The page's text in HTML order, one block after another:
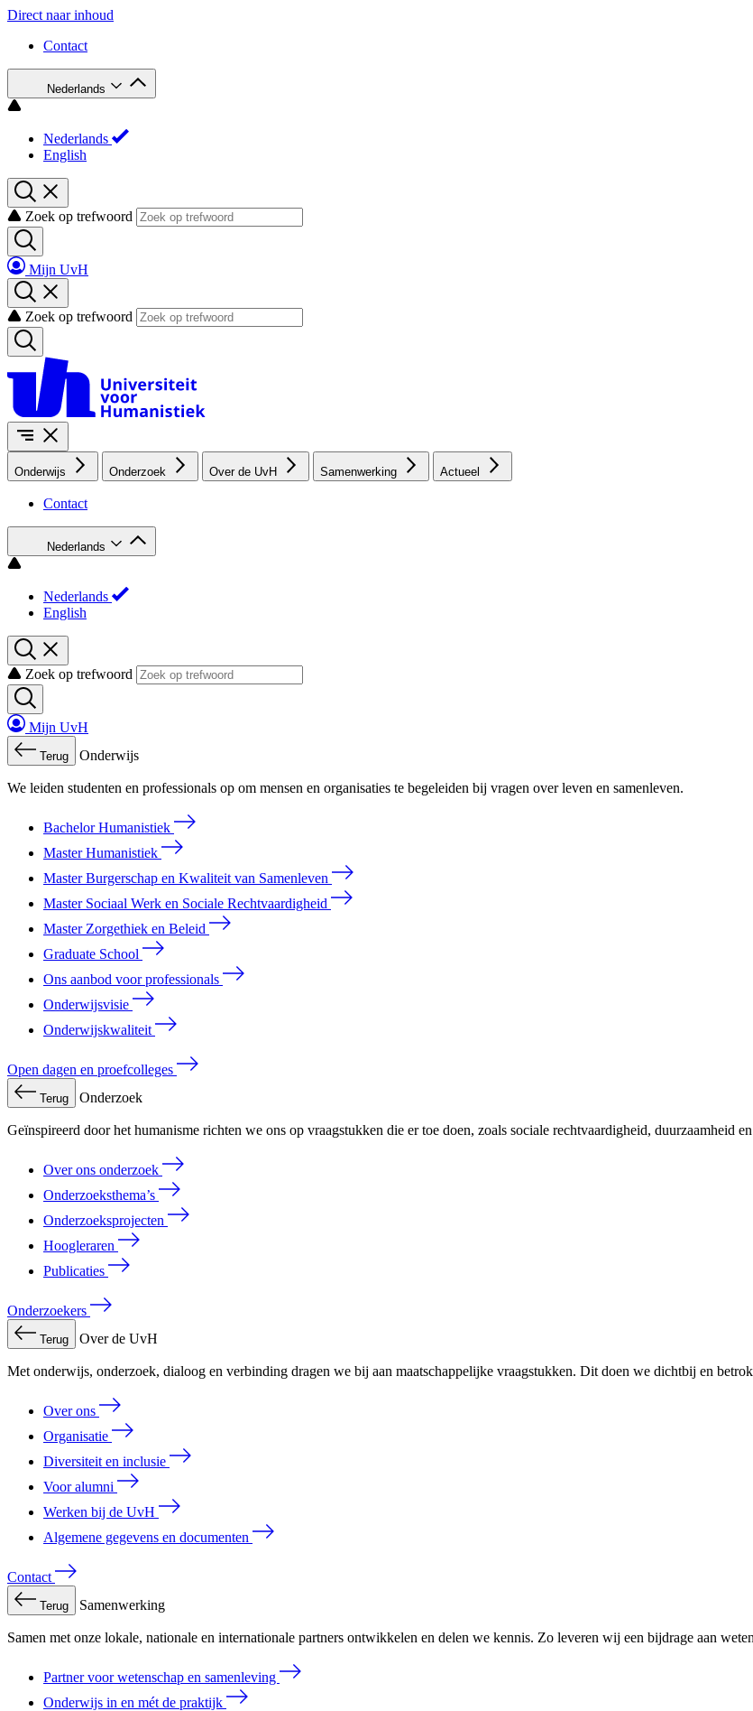
Direct naar inhoud
Contact
Nederlands
Nederlands
English
Zoek op trefwoord
Mijn UvH
Zoek op trefwoord
Onderwijs Onderzoek Over de UvH Samenwerking Actueel
Contact
Nederlands
Nederlands
English
Zoek op trefwoord
Mijn UvH
Terug Onderwijs
We leiden studenten en professionals op om mensen en organisaties te begeleiden bij vragen over leven en samenleven.
Bachelor Humanistiek
Master Humanistiek
Master Burgerschap en Kwaliteit van Samenleven
Master Sociaal Werk en Sociale Rechtvaardigheid
Master Zorgethiek en Beleid
Graduate School
Ons aanbod voor professionals
Onderwijsvisie
Onderwijskwaliteit
Open dagen en proefcolleges
Terug Onderzoek
Geïnspireerd door het humanisme richten we ons op vraagstukken die er toe doen, zoals sociale rechtvaardigheid, duurzaamheid
Over ons onderzoek
Onderzoeksthema’s
Onderzoeksprojecten
Hoogleraren
Publicaties
Onderzoekers
Terug Over de UvH
Met onderwijs, onderzoek, dialoog en verbinding dragen we bij aan maatschappelijke vraagstukken. Dit doen we dichtbij en
Over ons
Organisatie
Diversiteit en inclusie
Voor alumni
Werken bij de UvH
Algemene gegevens en documenten
Contact
Terug Samenwerking
Samen met onze lokale, nationale en internationale partners ontwikkelen en delen we kennis. Zo leveren wij een bijdrage aan
Partner voor wetenschap en samenleving
Onderwijs in en mét de praktijk